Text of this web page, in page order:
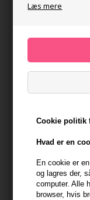
Læs mere
Cookie politik
Hvad er en
En cookie er
og lagres der,
computer. Alle
browser, hvis
Mærker»Four Reasons
109,00
+
På lager-
min konto
399,10 DKK FRA